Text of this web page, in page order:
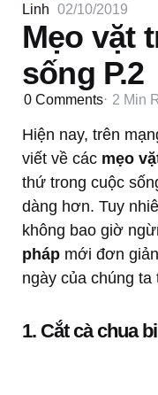
by
02/10/2019
Mẹo vặt
sống P.2
0 Comments 2 Min
Hiện nay, trên
viết về các mẹo
thứ trong cuộc
dàng hơn. Tuy
không bao giờ
pháp mới đơn
ngày của chúng
1. Cắt cà chua bi